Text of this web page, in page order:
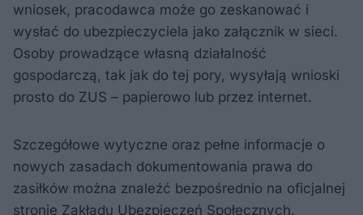
wniosek, pracodawca może go zeskanować i
wysłać do ubezpieczyciela jako załącznik w sieci.
Osoby prowadzące własną działalność
gospodarczą, tak jak do tej pory, wysyłają wnioski
prosto do ZUS – papierowo lub przez internet.
Szczegółowe wytyczne oraz pełne informacje o
nowych zasadach dokumentowania prawa do
zasiłków można znaleźć bezpośrednio na oficjalnej
stronie Zakładu Ubezpieczeń Społecznych.